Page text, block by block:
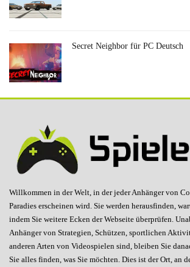
Secret Neighbor für PC Deutsch
Willkommen in der Welt, in der jeder Anhänger von
Paradies erscheinen wird. Sie werden herausfinden,
indem Sie weitere Ecken der Webseite überprüfen.
Anhänger von Strategien, Schützen, sportlichen
anderen Arten von Videospielen sind, bleiben Sie
Sie alles finden, was Sie möchten. Dies ist der Ort, an